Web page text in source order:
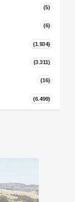
(5)
(6)
(1.934)
(3.311)
(16)
(6.499)